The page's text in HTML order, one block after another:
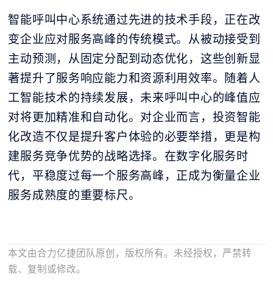
智能呼叫中心系统通过先进的技术手段，正在改
变企业应对服务高峰的传统模式。从被动接受到
主动预测，从固定分配到动态优化，这些创新显
著提升了服务响应能力和资源利用效率。随着人
工智能技术的持续发展，未来呼叫中心的峰值应
对将更加精准和自动化。对企业而言，投资智能
化改造不仅是提升客户体验的必要举措，更是构
建服务竞争优势的战略选择。在数字化服务时
代，平稳度过每一个服务高峰，正成为衡量企业
服务成熟度的重要标尺。
本文由合力亿捷团队原创，版权所有。未经授权，严禁转
载、复制或修改。